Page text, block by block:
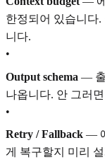
한정되어 있습니다
니다.
•
Output schema — 출
나옵니다. 안 그러
•
Retry / Fallback —
게 복구할지 미리